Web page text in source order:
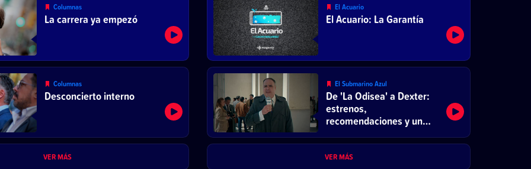
Columnas
La carrera ya empezó
Columnas
Desconcierto interno
VER MÁS
El Acuario
El Acuario: La Garantía
El Submarino Azul
De 'La Odisea' a Dexter:
estrenos,
recomendaciones y un
VER MÁS